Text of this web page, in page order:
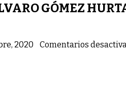
GÓMEZ
2020 Comentarios